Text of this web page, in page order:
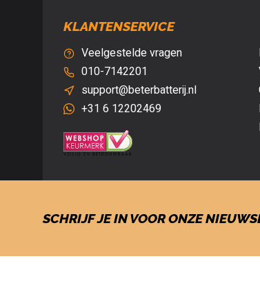
KLANTENSERVICE
Veelgestelde vragen
010-7142201
support@beterbatterij.nl
+31 6 12202469
SCHRIJF JE IN VOOR ONZE